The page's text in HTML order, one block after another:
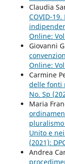
Claudia
COVID-
Online:
Giovanni
Online:
Carmine
delle fonti
No. Sp
Maria
Unito e
(2021):
Andrea